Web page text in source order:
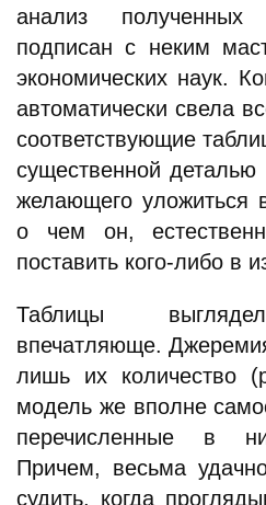
анализ полученных
подписан с неким
экономических наук.
автоматически свела
соответствующие
существенной
желающего уложиться
о чем он,
поставить кого-либо в
Таблицы
впечатляюще.
лишь их количество
модель же вполне
перечисленные в
Причем, весьма
судить, когда